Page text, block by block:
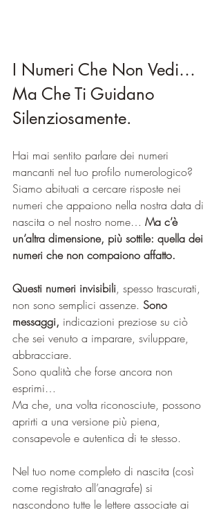
I Numeri Che Non Vedi…
Ma Che Ti Guidano
Silenziosamente.
Hai mai sentito parlare dei numeri
mancanti nel tuo profilo numerologico?
Siamo abituati a cercare risposte nei
numeri che appaiono nella nostra data di
nascita o nel nostro nome… Ma c’è
un’altra dimensione, più sottile: quella dei
numeri che non compaiono affatto.
Questi numeri invisibili, spesso trascurati,
non sono semplici assenze. Sono
messaggi, indicazioni preziose su ciò
che sei venuto a imparare, sviluppare,
abbracciare.
Sono qualità che forse ancora non
esprimi…
Ma che, una volta riconosciute, possono
aprirti a una versione più piena,
consapevole e autentica di te stesso.
Nel tuo nome completo di nascita (così
come registrato all’anagrafe) si
nascondono tutte le lettere associate ai